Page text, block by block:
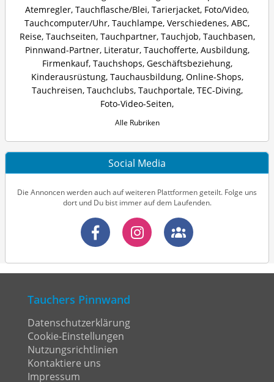
Atemregler, Tauchflasche/Blei, Tarierjacket, Foto/Video,
Tauchcomputer/Uhr, Tauchlampe, Verschiedenes, ABC,
Reise, Tauchseiten, Tauchpartner, Tauchjob, Tauchbasen,
Pinnwand-Partner, Literatur, Tauchofferte, Ausbildung,
Firmenkauf, Tauchshops, Geschäftsbeziehung,
Kinderausrüstung, Tauchausbildung, Online-Shops,
Tauchreisen, Tauchclubs, Tauchportale, TEC-Diving,
Foto-Video-Seiten,
Alle Rubriken
Social Media
Die Annoncen werden auch auf weiteren Plattformen geteilt. Folge uns
dort und Du bist immer auf dem Laufenden.
Tauchers Pinnwand
Datenschutzerklärung
Cookie-Einstellungen
Nutzungsrichtlinien
Kontaktiere uns
Impressum